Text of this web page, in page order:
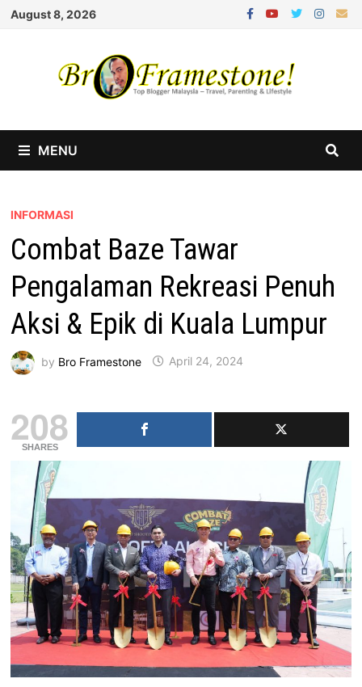
Skip
August 8, 2026
MENU
INFORMASI
Combat Baze Tawar
Pengalaman Rekreasi Penuh
Aksi & Epik di Kuala Lumpur
by Bro Framestone April 24, 2024
208
SHARES